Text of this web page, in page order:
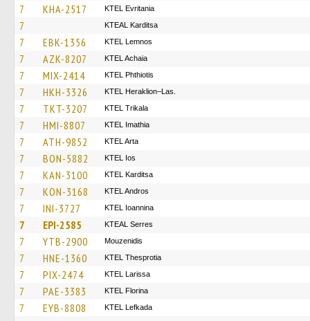
7 KHA-2517 ΚΤΕL Evritania
7 KTEAL Karditsa
7 EBK-1356 KTEL Lemnos
7 AZK-8207 KTEL Achaia
7 MIX-2414 ΚΤΕL Phthiotis
7 HKH-3326 KTEL Heraklion–Las.
7 TKT-3207 ΚΤΕL Τrikala
7 HMI-8807 KTEL Imathia
7 ATH-9852 KTEL Arta
7 BON-5882 KTEL Ios
7 KAN-3100 ΚΤΕL Karditsa
7 KON-3168 KTEL Andros
7 INI-3727 KTEL Ioannina
7 EPI-2585 KTEAL Serres
7 YTB-2900 Mouzenidis
7 HNE-1360 KTEL Thesprotia
7 PIX-2474 KTEL Larissa
7 PAE-3383 KTEL Florina
7 EYB-8808 KTEL Lefkada